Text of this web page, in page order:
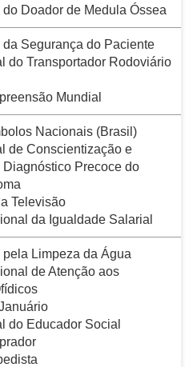
Doador de Medula Óssea
da Segurança do Paciente
do Transportador Rodoviário
Mundial
Nacionais (Brasil)
de Conscientização e
Diagnóstico Precoce do
Televisão
da Igualdade Salarial
Limpeza da Água
de Atenção aos
do Educador Social